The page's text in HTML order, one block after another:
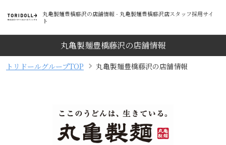
丸亀製麺豊橋藤沢の店舗情報 - 丸亀製麺豊橋藤沢店スタッフ採用サイ
ト
丸亀製麺豊橋藤沢の店舗情報
トリドールグループTOP 丸亀製麺豊橋藤沢の店舗情報